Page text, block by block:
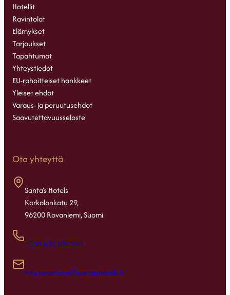
Hotellit
Ravintolat
Elämykset
Tarjoukset
Tapahtumat
Yhteystiedot
EU-rahoitteiset hankkeet
Yleiset ehdot
Varaus- ja peruutusehdot
Saavutettavuusseloste
Ota yhteyttä
Santa’s Hotels
Korkalonkatu 29,
96200 Rovaniemi, Suomi
+358 400 102 220
info.rovaniemi@santashotels.fi